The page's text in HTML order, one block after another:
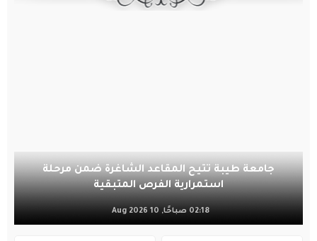
جامعة طيبة تتيح المقاعد الشاغرة ضمن مرحلة
استمرارية الفرص المتبقية
02:18 صباحًا, 10 Aug 2026